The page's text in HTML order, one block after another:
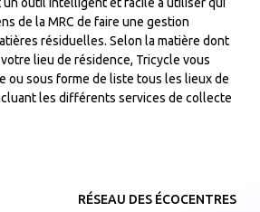
de la MRC de faire une gestion
résiduelles. Selon la matière dont
lieu de résidence, Tricycle vous
ou sous forme de liste tous les lieux de
les différents services de collecte
RÉSEAU DES ÉCOCENTRES